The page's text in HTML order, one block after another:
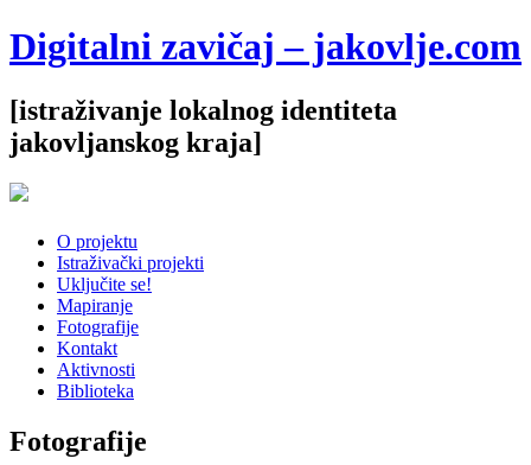
Digitalni zavičaj – jakovlje.com
[istraživanje lokalnog identiteta
jakovljanskog kraja]
O projektu
Istraživački projekti
Uključite se!
Mapiranje
Fotografije
Kontakt
Aktivnosti
Biblioteka
Fotografije